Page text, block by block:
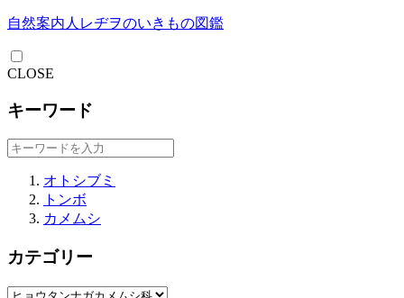
自然案内人レヂヲのいきもの図鑑
CLOSE
キーワード
オトシブミ
トンボ
カメムシ
カテゴリー